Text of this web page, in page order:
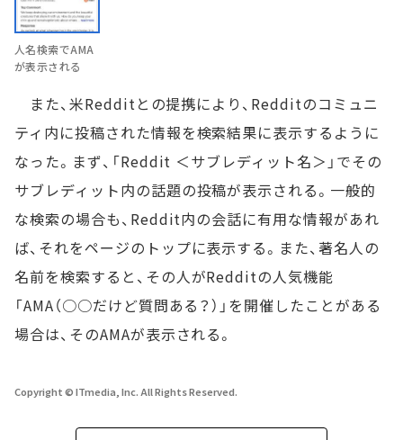
人名検索でAMA
が表示される
また、米Redditとの提携により、Redditのコミュニ
ティ内に投稿された情報を検索結果に表示するように
なった。まず、「Reddit ＜サブレディット名＞」でその
サブレディット内の話題の投稿が表示される。一般的
な検索の場合も、Reddit内の会話に有用な情報があれ
ば、それをページのトップに表示する。また、著名人の
名前を検索すると、その人がRedditの人気機能
「AMA（○○だけど質問ある？）」を開催したことがある
場合は、そのAMAが表示される。
Copyright © ITmedia, Inc. All Rights Reserved.